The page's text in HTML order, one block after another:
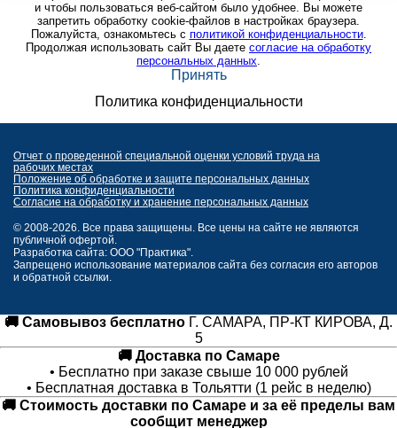
и чтобы пользоваться веб-сайтом было удобнее. Вы можете
запретить обработку cookie-файлов в настройках браузера.
Пожалуйста, ознакомьтесь с политикой конфиденциальности.
Продолжая использовать сайт Вы даете согласие на обработку
персональных данных.
Принять
Политика конфиденциальности
Отчет о проведенной специальной оценки условий труда на
рабочих местах
Положение об обработке и защите персональных данных
Политика конфиденциальности
Согласие на обработку и хранение персональных данных
© 2008-2026. Все права защищены. Все цены на сайте не являются
публичной офертой.
Разработка сайта: ООО "Практика".
Запрещено использование материалов сайта без согласия его авторов
и обратной ссылки.
🚚 Самовывоз бесплатно Г. САМАРА, ПР-КТ КИРОВА, Д.
5
🚚 Доставка по Самаре
• Бесплатно при заказе свыше 10 000 рублей
• Бесплатная доставка в Тольятти (1 рейс в неделю)
🚚 Стоимость доставки по Самаре и за её пределы вам
сообщит менеджер